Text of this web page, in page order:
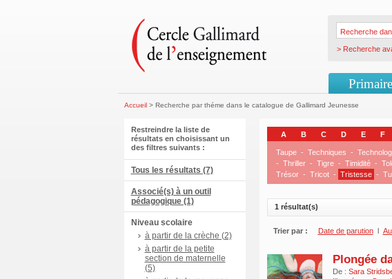
> Recherche
Primaire
Accueil> Recherche par théme dans le catalogue de Gallimard Jeunesse
Restreindre la liste de
résultats en choisissant un
des filtres suivants :
Tous les résultats (7)
Associé(s) à un outil
pédagogique (1)
Niveau scolaire
à partir de la crèche (2)
à partir de la petite
section de maternelle
(5)
A B C D E F
Taupe - Techniques -
- Thriller - Tigre - Timidité -
Trésor - Tricot - Tristesse -
1 résultat(s)
Trier par : Date de parution l
Plongée
De : Sara